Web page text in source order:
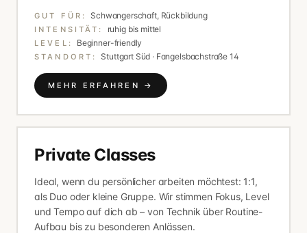
GUT FÜR: Schwangerschaft, Rückbildung
INTENSITÄT: ruhig bis mittel
LEVEL: Beginner-friendly
STANDORT: Stuttgart Süd · Fangelsbachstraße 14
MEHR ERFAHREN →
Private Classes
Ideal, wenn du persönlicher arbeiten möchtest: 1:1,
als Duo oder kleine Gruppe. Wir stimmen Fokus, Level
und Tempo auf dich ab – von Technik über Routine-
Aufbau bis zu besonderen Anlässen.